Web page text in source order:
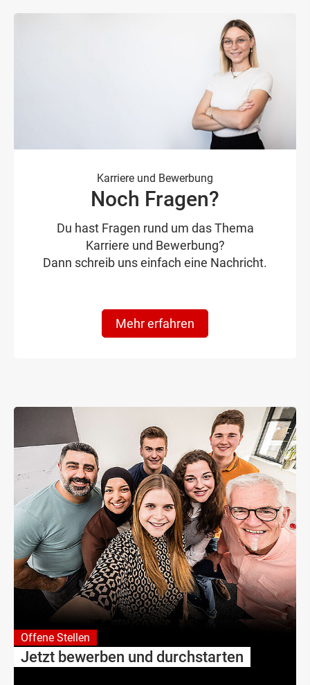
Karriere und Bewerbung
Noch Fragen?
Du hast Fragen rund um das Thema
Karriere und Bewerbung?
Dann schreib uns einfach eine Nachricht.
Mehr erfahren
Offene Stellen
Jetzt bewerben und durchstarten